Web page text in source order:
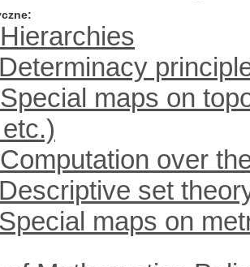
maps on
over
set
maps on